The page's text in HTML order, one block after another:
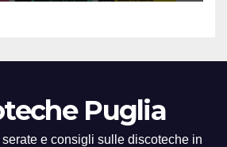
Puglia
serate e consigli sulle discoteche in